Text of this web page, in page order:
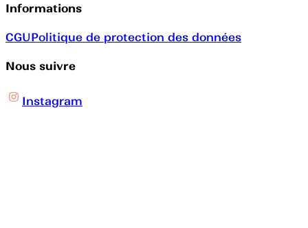
Informations
CGUPolitique de protection des données
Nous suivre
Instagram